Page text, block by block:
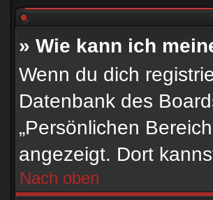
» Wie kann ich
Wenn du dich
Datenbank des
„Persönlichen
angezeigt. Dort
Nach oben